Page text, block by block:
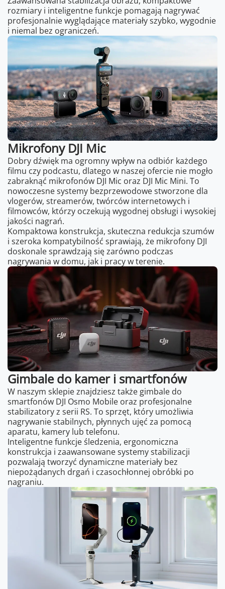
rozmiary i inteligentne funkcje pomagają nagrywać
profesjonalnie wyglądające materiały szybko, wygodnie
i niemal bez ograniczeń.
Mikrofony DJI Mic
Dobry dźwięk ma ogromny wpływ na odbiór każdego
filmu czy podcastu, dlatego w naszej ofercie nie mogło
zabraknąć mikrofonów DJI Mic oraz DJI Mic Mini. To
nowoczesne systemy bezprzewodowe stworzone dla
vlogerów, streamerów, twórców internetowych i
filmowców, którzy oczekują wygodnej obsługi i wysokiej
jakości nagrań.
Kompaktowa konstrukcja, skuteczna redukcja szumów
i szeroka kompatybilność sprawiają, że mikrofony DJI
doskonale sprawdzają się zarówno podczas
nagrywania w domu, jak i pracy w terenie.
Gimbale do kamer i smartfonów
W naszym sklepie znajdziesz także gimbale do
smartfonów DJI Osmo Mobile oraz profesjonalne
stabilizatory z serii RS. To sprzęt, który umożliwia
nagrywanie stabilnych, płynnych ujęć za pomocą
aparatu, kamery lub telefonu.
Inteligentne funkcje śledzenia, ergonomiczna
konstrukcja i zaawansowane systemy stabilizacji
pozwalają tworzyć dynamiczne materiały bez
niepożądanych drgań i czasochłonnej obróbki po
nagraniu.